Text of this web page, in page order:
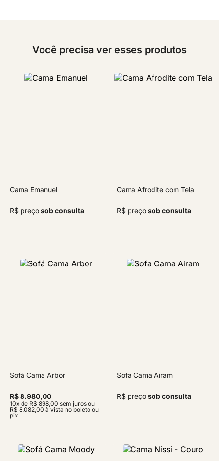
Você precisa ver esses produtos
Cama Emanuel
R$ preçosob consulta
Cama Afrodite com Tela
R$ preçosob consulta
Sofá Cama Arbor
R$ 8.980,00
10x de R$ 898,00 sem juros ou
R$ 8.082,00 à vista no boleto ou
pix
Sofa Cama Airam
R$ preçosob consulta